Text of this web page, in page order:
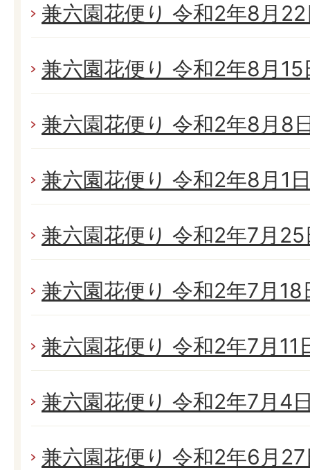
兼六園花便り 令和2年8月
兼六園花便り 令和2年8月
兼六園花便り 令和2年8月8
兼六園花便り 令和2年8月1
兼六園花便り 令和2年7月
兼六園花便り 令和2年7月
兼六園花便り 令和2年7月11
兼六園花便り 令和2年7月4
兼六園花便り 令和2年6月